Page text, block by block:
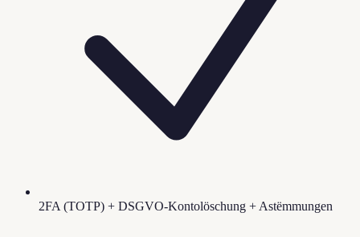
2FA (TOTP) + DSGVO-Kontolöschung + Astëmmungen